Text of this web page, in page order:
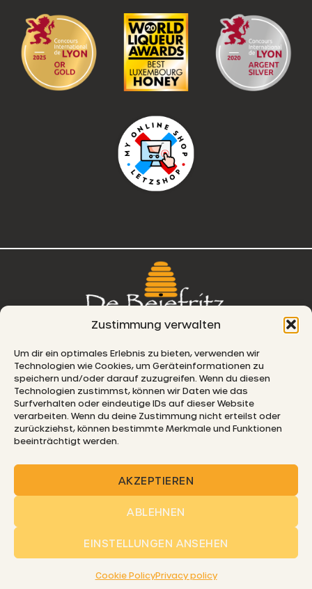
Zustimmung verwalten
Um dir ein optimales Erlebnis zu bieten, verwenden wir
Technologien wie Cookies, um Geräteinformationen zu
speichern und/oder darauf zuzugreifen. Wenn du diesen
Technologien zustimmst, können wir Daten wie das
Surfverhalten oder eindeutige IDs auf dieser Website
verarbeiten. Wenn du deine Zustimmung nicht erteilst oder
zurückziehst, können bestimmte Merkmale und Funktionen
beeinträchtigt werden.
AKZEPTIEREN
ABLEHNEN
EINSTELLUNGEN ANSEHEN
Cookie PolicyPrivacy policy
L-5330 Moutfort
E-MAIL
© 2026 De Beiefritz
DISCLAIMER
GTC